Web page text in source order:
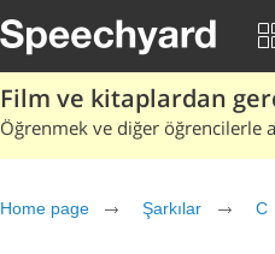
Film ve kitaplardan
Öğrenmek ve diğer öğrencilerle
Home page Şarkılar C